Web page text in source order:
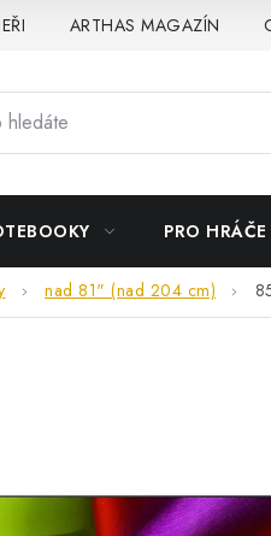
ARTHAS MAGAZÍN
PRO HRÁČE
nad 81" (nad 204 cm)